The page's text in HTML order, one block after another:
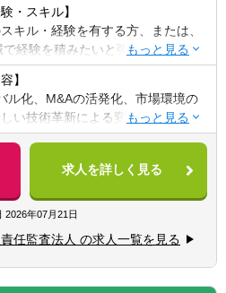
・スキル】
キル・経験を有する方、または、
経験を積みたいと強く希望しチャ
を有する方
ティングファーム、または、監査
領域のご経験を有する方
に経営戦略、M&A、組織再編、海
務効率化などクライアントにとっ
ロジェクトに従事した経験がある
ルに展開する企業や金融機関で事
経営企画、海外管理部、RHQでの事
スクマネジメントや内部監査等の
】
ル化、M&Aの活発化、市場環境の
い技術革新による変化、規制変
口減少、内部不正、サイバー犯
害など、企業が対応すべきリスク
、日々変動しています。
業は持続的な成長と中長期的な企
上の観点から、実効的なガバナンス
よりいっそう求められています。
な状況の中、事業アイデアの誕生
バル企業に成長するまでの企業の
ージに応じ、企業のニーズを一か
求人を詳しく見る
2026年07月21日
任監査法人 の求人一覧を見る